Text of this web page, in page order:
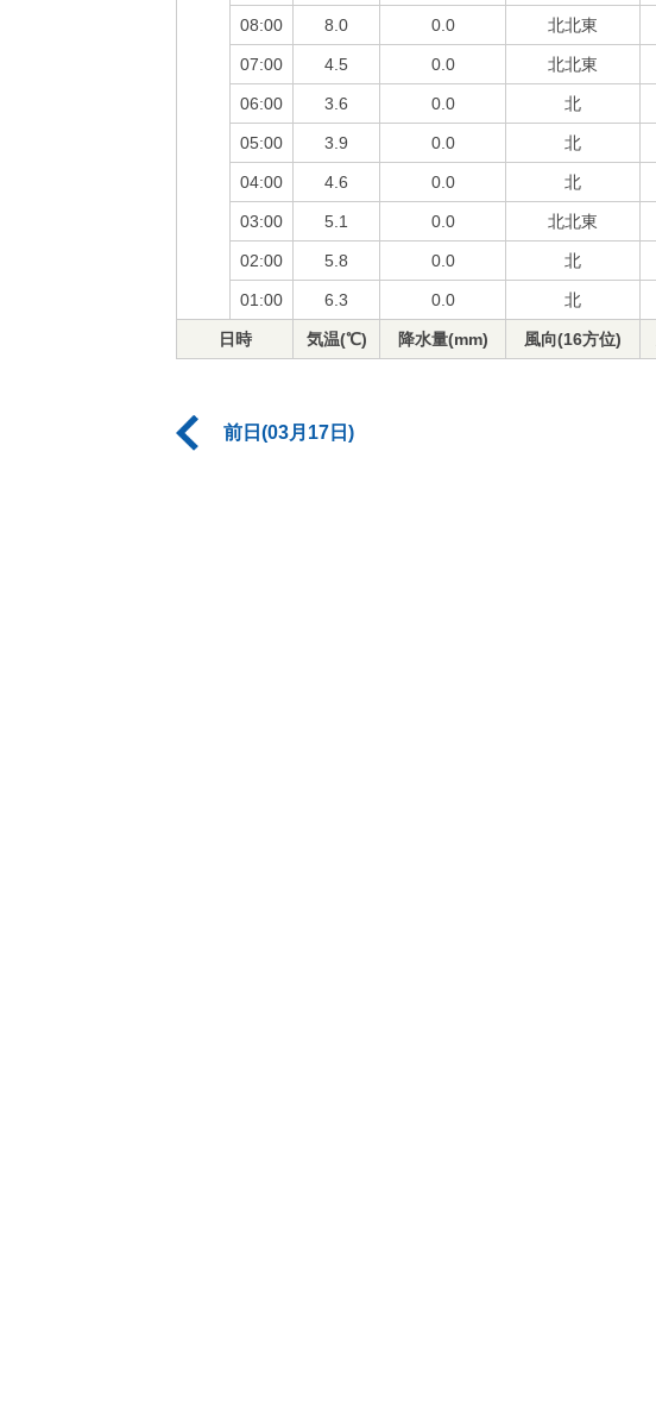
08:00 8.0 0.0 北北東
07:00 4.5 0.0 北北東
06:00 3.6 0.0 北
05:00 3.9 0.0 北
04:00 4.6 0.0 北
03:00 5.1 0.0 北北東
02:00 5.8 0.0 北
01:00 6.3 0.0 北
日時 気温(℃) 降水量(mm) 風向(16方位)
前日(03月17日)